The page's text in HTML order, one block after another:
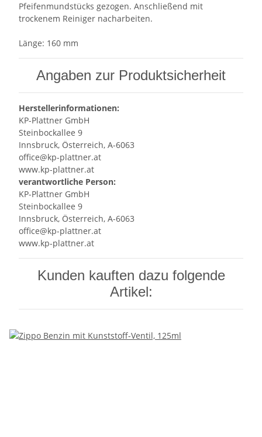
Pfeifenmundstücks gezogen. Anschließend mit
trockenem Reiniger nacharbeiten.
Länge: 160 mm
Angaben zur Produktsicherheit
Herstellerinformationen:
KP-Plattner GmbH
Steinbockallee 9
Innsbruck, Österreich, A-6063
office@kp-plattner.at
www.kp-plattner.at
verantwortliche Person:
KP-Plattner GmbH
Steinbockallee 9
Innsbruck, Österreich, A-6063
office@kp-plattner.at
www.kp-plattner.at
Kunden kauften dazu folgende
Artikel: